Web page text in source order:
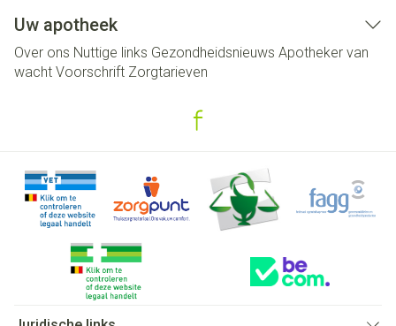
Uw apotheek
Over ons Nuttige links Gezondheidsnieuws Apotheker van
wacht Voorschrift Zorgtarieven